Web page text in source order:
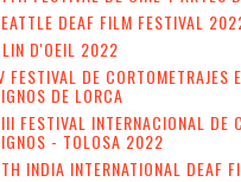
DEAF FILM FESTIVAL
D'OEIL 2022
FESTIVAL DE CORTOMETRAJES
DE LORCA
FESTIVAL INTERNACIONAL DE
- TOLOSA 2022
INDIA INTERNATIONAL DEAF